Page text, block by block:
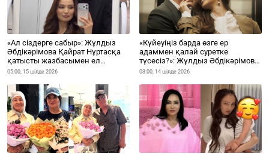
«Ал сіздерге сабыр»: Жұлдыз
Әбдікәрімова Қайрат Нұртасқа
қатысты жазбасымен ел
назарын аударды
05:00, 15 шілде 2026
«Күйеуіңіз барда өзге ер
адаммен қалай суретке
түсесіз?»: Жұлдыз Әбдікәрімова
көптің сынына жауап берді
03:00, 14 шілде 2026